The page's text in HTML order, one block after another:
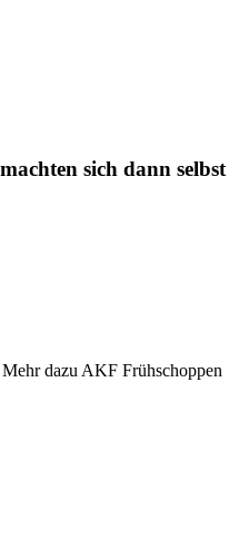
sich dann selbst
dazu AKF Frühschoppen